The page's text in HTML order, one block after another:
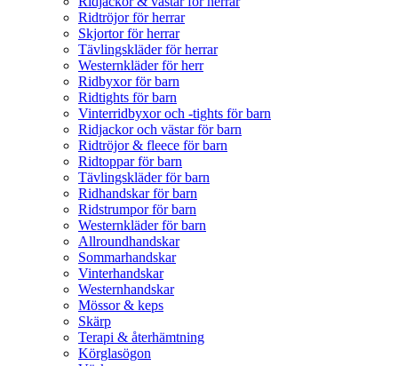
Ridtröjor för herrar
Skjortor för herrar
Tävlingskläder för herrar
Westernkläder för herr
Ridbyxor för barn
Ridtights för barn
Vinterridbyxor och -tights för barn
Ridjackor och västar för barn
Ridtröjor & fleece för barn
Ridtoppar för barn
Tävlingskläder för barn
Ridhandskar för barn
Ridstrumpor för barn
Westernkläder för barn
Allroundhandskar
Sommarhandskar
Vinterhandskar
Westernhandskar
Mössor & keps
Skärp
Terapi & återhämtning
Körglasögon